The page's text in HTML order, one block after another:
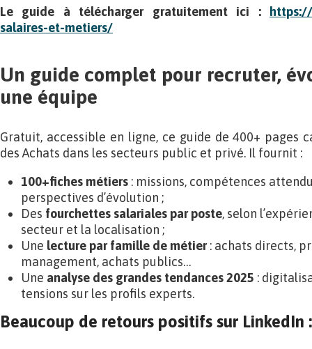
Le guide à télécharger gratuitement ici :
salaires-et-metiers/
Un guide complet pour recruter,
une équipe
Gratuit, accessible en ligne, ce guide de 400+ pages
des Achats dans les secteurs public et privé. Il fournit :
100+fiches métiers : missions, compétences
perspectives d’évolution ;
Des fourchettes salariales par poste, selon
secteur et la localisation ;
Une lecture par famille de métier: achats directs,
management, achats publics…
Une analyse des grandes tendances 2025 :
tensions sur les profils experts.
Beaucoup de retours positifs sur LinkedIn :